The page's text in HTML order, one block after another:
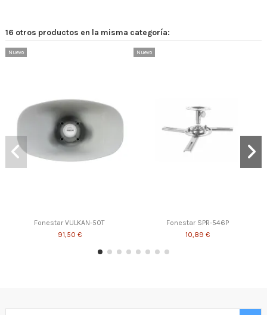
16 otros productos en la misma categoría:
Nuevo
Fonestar VULKAN-50T
91,50 €
Nuevo
Fonestar SPR-546P
10,89 €